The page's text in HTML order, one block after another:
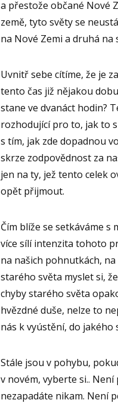
a přestože občané Nové
země, tyto světy se
na Nové Zemi a druhá na
Uvnitř sebe cítíme, že je
tento čas již nějakou
stane ve dvanáct hodin?
rozhodující pro to, jak to
s tím, jak zde dopadnou
skrze zodpovědnost za
jen na ty, jež tento celek
opět přijmout.
Čím blíže se setkáváme
více sílí intenzita tohoto
na našich pohnutkách,
starého světa myslet si,
chyby starého světa
hvězdné duše, nelze to
nás k vyústění, do
Stále jsou v pohybu,
v novém, vyberte si..
nezapadáte nikam. Není